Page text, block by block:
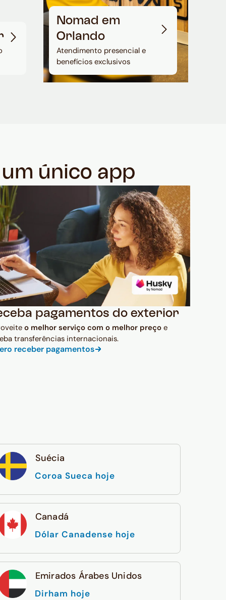
Nomad em
Orlando
Atendimento presencial e
benefícios exclusivos
único app
pagamentos do exterior
o melhor serviço com o melhor preço e
transferências internacionais.
receber pagamentos
Suécia
Coroa Sueca hoje
Canadá
Dólar Canadense hoje
Emirados Árabes Unidos
Dirham hoje